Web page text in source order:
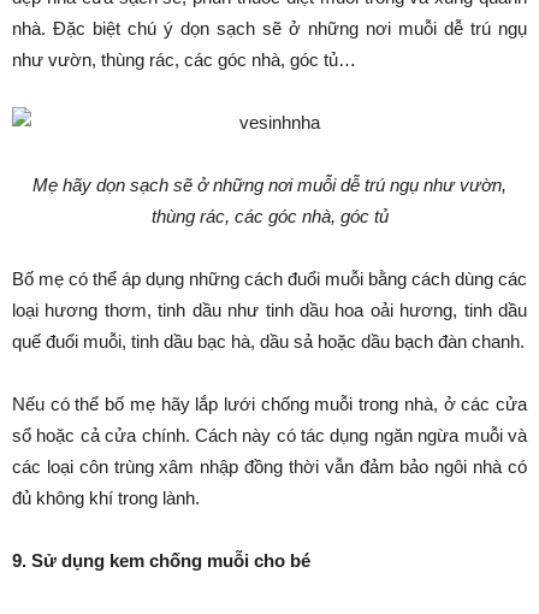
nhà. Đặc biệt chú ý dọn sạch sẽ ở những nơi muỗi dễ trú ngụ
như vườn, thùng rác, các góc nhà, góc tủ…
Mẹ hãy dọn sạch sẽ ở những nơi muỗi dễ trú ngụ như vườn,
thùng rác, các góc nhà, góc tủ
Bố mẹ có thể áp dụng những cách đuổi muỗi bằng cách dùng các
loại hương thơm, tinh dầu như tinh dầu hoa oải hương, tinh dầu
quế đuổi muỗi, tinh dầu bạc hà, dầu sả hoặc dầu bạch đàn chanh.
Nếu có thể bố mẹ hãy lắp lưới chống muỗi trong nhà, ở các cửa
sổ hoặc cả cửa chính. Cách này có tác dụng ngăn ngừa muỗi và
các loại côn trùng xâm nhập đồng thời vẫn đảm bảo ngôi nhà có
đủ không khí trong lành.
9. Sử dụng kem chống muỗi cho bé